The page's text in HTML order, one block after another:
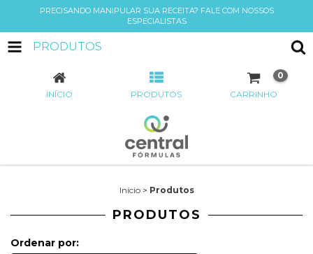
PRECISANDO MANIPULAR SUA RECEITA? FALE COM NOSSOS
ESPECIALISTAS
PRODUTOS
INÍCIO PRODUTOS CARRINHO
0
Início > Produtos
PRODUTOS
Ordenar por: